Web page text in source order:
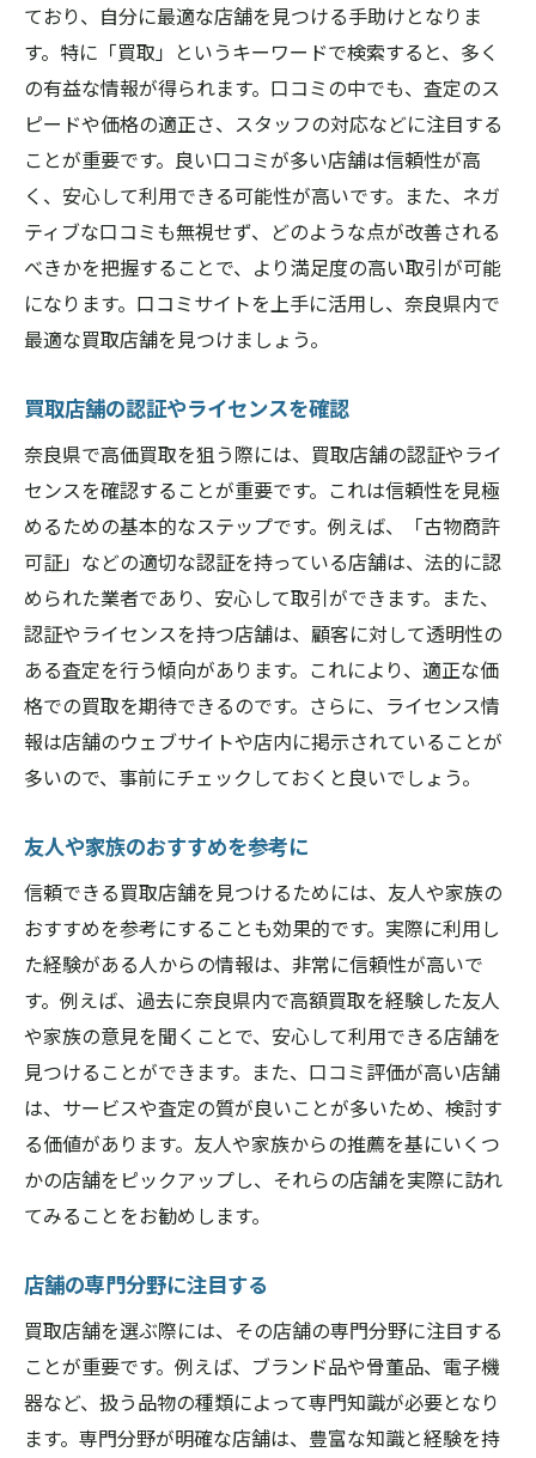
ており、自分に最適な店舗を見つける手助けとなりま
す。特に「買取」というキーワードで検索すると、多く
の有益な情報が得られます。口コミの中でも、査定のス
ピードや価格の適正さ、スタッフの対応などに注目する
ことが重要です。良い口コミが多い店舗は信頼性が高
く、安心して利用できる可能性が高いです。また、ネガ
ティブな口コミも無視せず、どのような点が改善される
べきかを把握することで、より満足度の高い取引が可能
になります。口コミサイトを上手に活用し、奈良県内で
最適な買取店舗を見つけましょう。
買取店舗の認証やライセンスを確認
奈良県で高価買取を狙う際には、買取店舗の認証やライ
センスを確認することが重要です。これは信頼性を見極
めるための基本的なステップです。例えば、「古物商許
可証」などの適切な認証を持っている店舗は、法的に認
められた業者であり、安心して取引ができます。また、
認証やライセンスを持つ店舗は、顧客に対して透明性の
ある査定を行う傾向があります。これにより、適正な価
格での買取を期待できるのです。さらに、ライセンス情
報は店舗のウェブサイトや店内に掲示されていることが
多いので、事前にチェックしておくと良いでしょう。
友人や家族のおすすめを参考に
信頼できる買取店舗を見つけるためには、友人や家族の
おすすめを参考にすることも効果的です。実際に利用し
た経験がある人からの情報は、非常に信頼性が高いで
す。例えば、過去に奈良県内で高額買取を経験した友人
や家族の意見を聞くことで、安心して利用できる店舗を
見つけることができます。また、口コミ評価が高い店舗
は、サービスや査定の質が良いことが多いため、検討す
る価値があります。友人や家族からの推薦を基にいくつ
かの店舗をピックアップし、それらの店舗を実際に訪れ
てみることをお勧めします。
店舗の専門分野に注目する
買取店舗を選ぶ際には、その店舗の専門分野に注目する
ことが重要です。例えば、ブランド品や骨董品、電子機
器など、扱う品物の種類によって専門知識が必要となり
ます。専門分野が明確な店舗は、豊富な知識と経験を持